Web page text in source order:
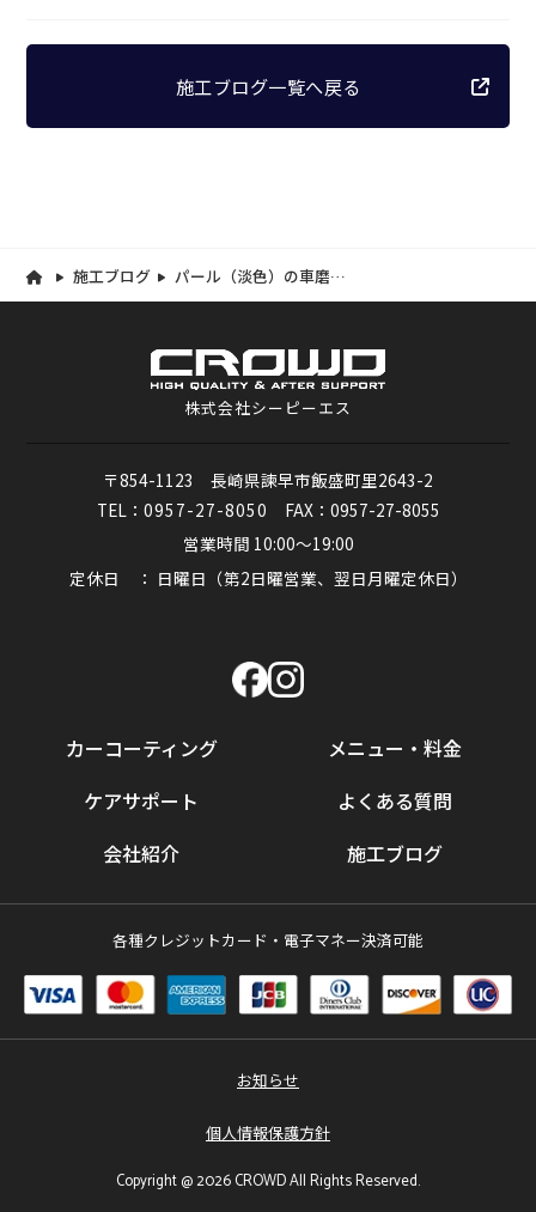
施工ブログ一覧へ戻る
施工ブログ
パール（淡色）の車磨き
が一番難しい！！ スバ
株式会社シーピーエス
〒854-1123 長崎県諫早市飯盛町里2643-2
TEL： 0957-27-8050 FAX：0957-27-8055
営業時間 10:00～19:00
定休日 ： 日曜日（第2日曜営業、翌日月曜定休日）
カーコーティング
メニュー・料金
ケアサポート
よくある質問
会社紹介
施工ブログ
各種クレジットカード・電子マネー決済可能
お知らせ
個人情報保護方針
Copyright @ 2026 CROWD All Rights Reserved.